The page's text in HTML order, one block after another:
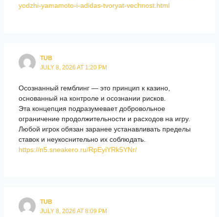
yodzhi-yamamoto-i-adidas-tvoryat-vechnost.html
TUB
JULY 8, 2026 AT 1:20 PM
Осознанный гемблинг — это принцип к казино,
основанный на контроле и осознании рисков.
Эта концепция подразумевает добровольное
ограничение продолжительности и расходов на игру.
Любой игрок обязан заранее устанавливать пределы
ставок и неукоснительно их соблюдать.
https://n5.sneakero.ru/RpEyiYRk5YNr/
TUB
JULY 8, 2026 AT 8:09 PM